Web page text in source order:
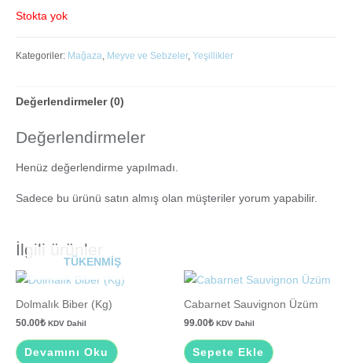
Stokta yok
Kategoriler: Mağaza, Meyve ve Sebzeler, Yeşillikler
Değerlendirmeler (0)
Değerlendirmeler
Henüz değerlendirme yapılmadı.
Sadece bu ürünü satın almış olan müşteriler yorum yapabilir.
İlgili ürünler
TÜKENMIŞ
Dolmalık Biber (Kg)
50.00₺ KDV Dahil
Devamını Oku
Cabarnet Sauvignon Üzüm
99.00₺ KDV Dahil
Sepete Ekle